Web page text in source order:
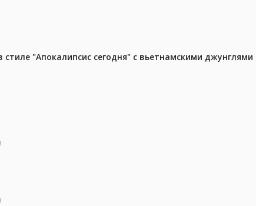
"Апокалипсис сегодня" с вьетнамскими джунглями